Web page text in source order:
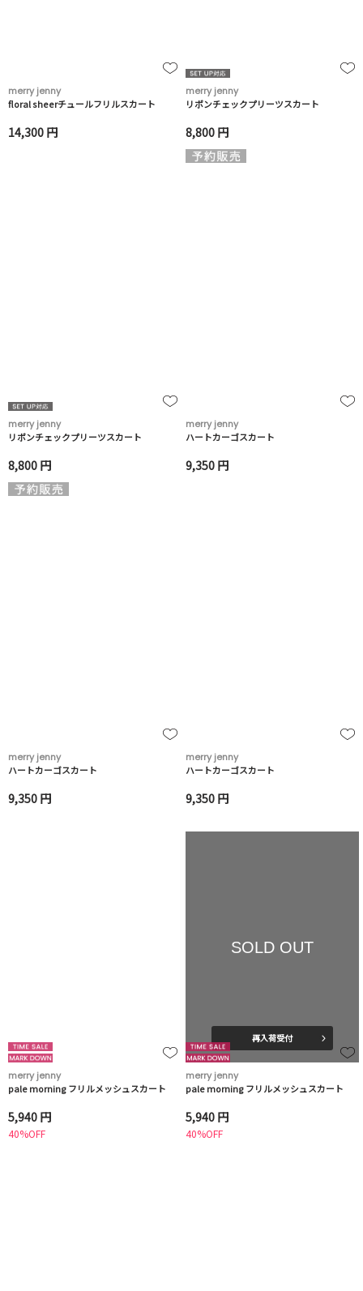
merry jenny
floral sheerチュールフリルスカート
14,300 円
merry jenny
リボンチェックプリーツスカート
8,800 円
merry jenny
リボンチェックプリーツスカート
8,800 円
merry jenny
ハートカーゴスカート
9,350 円
merry jenny
ハートカーゴスカート
9,350 円
merry jenny
ハートカーゴスカート
9,350 円
merry jenny
pale morning フリルメッシュスカート
5,940 円
40%OFF
SOLD OUT
再入荷受付
merry jenny
pale morning フリルメッシュスカート
5,940 円
40%OFF